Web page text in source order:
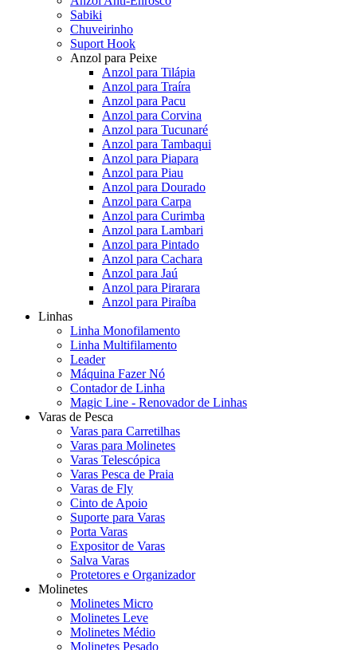
Sabiki
Chuveirinho
Suport Hook
Anzol para Peixe
Anzol para Tilápia
Anzol para Traíra
Anzol para Pacu
Anzol para Corvina
Anzol para Tucunaré
Anzol para Tambaqui
Anzol para Piapara
Anzol para Piau
Anzol para Dourado
Anzol para Carpa
Anzol para Curimba
Anzol para Lambari
Anzol para Pintado
Anzol para Cachara
Anzol para Jaú
Anzol para Pirarara
Anzol para Piraíba
Linhas
Linha Monofilamento
Linha Multifilamento
Leader
Máquina Fazer Nó
Contador de Linha
Magic Line - Renovador de Linhas
Varas de Pesca
Varas para Carretilhas
Varas para Molinetes
Varas Telescópica
Varas Pesca de Praia
Varas de Fly
Cinto de Apoio
Suporte para Varas
Porta Varas
Expositor de Varas
Salva Varas
Protetores e Organizador
Molinetes
Molinetes Micro
Molinetes Leve
Molinetes Médio
Molinetes Pesado